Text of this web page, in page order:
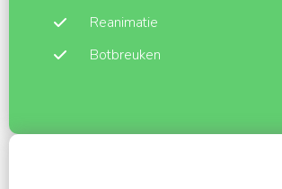
Reanimatie
Botbreuken